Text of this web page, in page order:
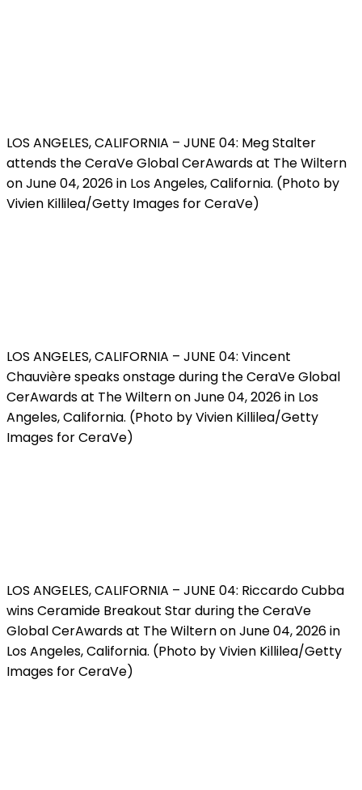
LOS ANGELES, CALIFORNIA – JUNE 04: Meg Stalter
attends the CeraVe Global CerAwards at The Wiltern
on June 04, 2026 in Los Angeles, California. (Photo by
Vivien Killilea/Getty Images for CeraVe)
LOS ANGELES, CALIFORNIA – JUNE 04: Vincent
Chauvière speaks onstage during the CeraVe Global
CerAwards at The Wiltern on June 04, 2026 in Los
Angeles, California. (Photo by Vivien Killilea/Getty
Images for CeraVe)
LOS ANGELES, CALIFORNIA – JUNE 04: Riccardo Cubba
wins Ceramide Breakout Star during the CeraVe
Global CerAwards at The Wiltern on June 04, 2026 in
Los Angeles, California. (Photo by Vivien Killilea/Getty
Images for CeraVe)